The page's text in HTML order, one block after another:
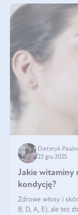
Dietetyk
23 gru 2025
Jakie witaminy
kondycję?
Zdrowe włosy i
B, D, A, E), ale też